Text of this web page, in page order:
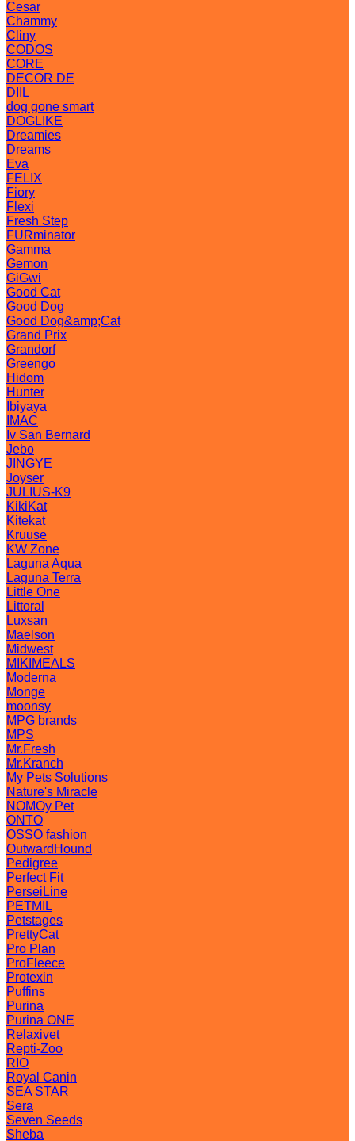
Cesar
Chammy
Cliny
CODOS
CORE
DECOR DE
DIIL
dog gone smart
DOGLIKE
Dreamies
Dreams
Eva
FELIX
Fiory
Flexi
Fresh Step
FURminator
Gamma
Gemon
GiGwi
Good Cat
Good Dog
Good Dog&amp;Cat
Grand Prix
Grandorf
Greengo
Hidom
Hunter
Ibiyaya
IMAC
Iv San Bernard
Jebo
JINGYE
Joyser
JULIUS-K9
KikiKat
Kitekat
Kruuse
KW Zone
Laguna Aqua
Laguna Terra
Little One
Littoral
Luxsan
Maelson
Midwest
MIKIMEALS
Moderna
Monge
moonsy
MPG brands
MPS
Mr.Fresh
Mr.Kranch
My Pets Solutions
Nature's Miracle
NOMOy Pet
ONTO
OSSO fashion
OutwardHound
Pedigree
Perfect Fit
PerseiLine
PETMIL
Petstages
PrettyCat
Pro Plan
ProFleece
Protexin
Puffins
Purina
Purina ONE
Relaxivet
Repti-Zoo
RIO
Royal Canin
SEA STAR
Sera
Seven Seeds
Sheba